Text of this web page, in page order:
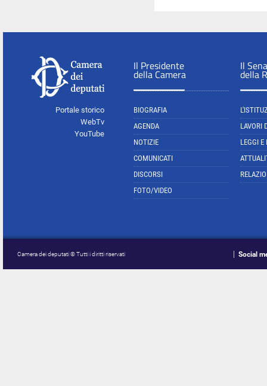
Portale storico
WebTv
YouTube
Il Presidente
della Camera
BIOGRAFIA
AGENDA
NOTIZIE
COMUNICATI
DISCORSI
FOTO/VIDEO
Il
della
LAVORI
LEGGI E
Camera dei deputati © Tutti i diritti riservati Social